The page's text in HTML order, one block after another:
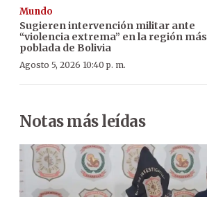
Mundo
Sugieren intervención militar ante
“violencia extrema” en la región más
poblada de Bolivia
Agosto 5, 2026 10:40 p. m.
Notas más leídas